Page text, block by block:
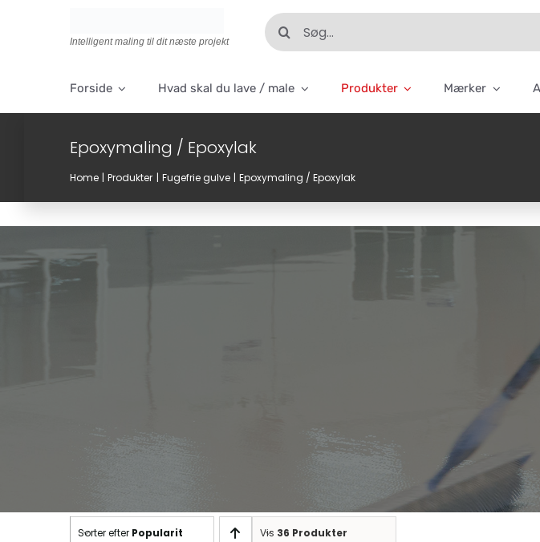
Intelligent maling til dit næste projekt
Søg
efter:
Forside Hvad skal du lave / male Produkter Mærker
Epoxymaling / Epoxylak
Home Produkter Fugefrie gulve Epoxymaling / Epoxylak
Sorter efter Popularity Vis 36 Produkter
Nødvendige